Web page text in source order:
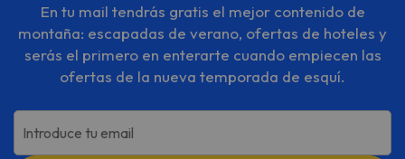
En tu mail tendrás gratis el mejor contenido de
montaña: escapadas de verano, ofertas de hoteles y
serás el primero en enterarte cuando empiecen las
ofertas de la nueva temporada de esquí.
Introduce tu email